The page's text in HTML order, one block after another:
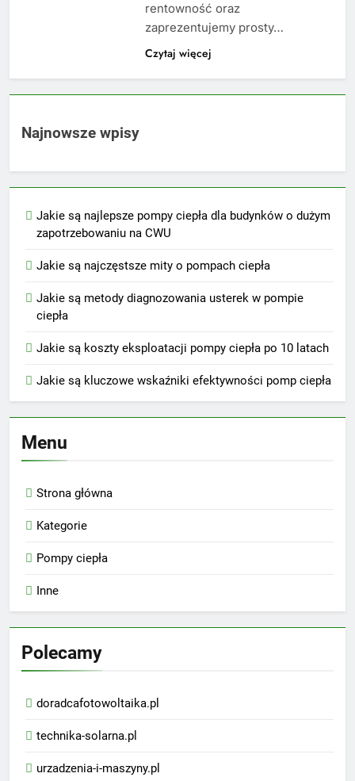
rentowność oraz
zaprezentujemy prosty…
Czytaj więcej
Najnowsze wpisy
Jakie są najlepsze pompy ciepła dla budynków o dużym
zapotrzebowaniu na CWU
Jakie są najczęstsze mity o pompach ciepła
Jakie są metody diagnozowania usterek w pompie
ciepła
Jakie są koszty eksploatacji pompy ciepła po 10 latach
Jakie są kluczowe wskaźniki efektywności pomp ciepła
Menu
Strona główna
Kategorie
Pompy ciepła
Inne
Polecamy
doradcafotowoltaika.pl
technika-solarna.pl
urzadzenia-i-maszyny.pl